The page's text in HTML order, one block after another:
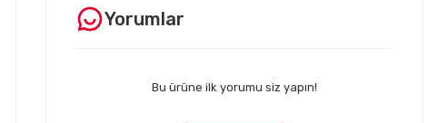
Yorumlar
Bu ürüne ilk yorumu siz yapın!